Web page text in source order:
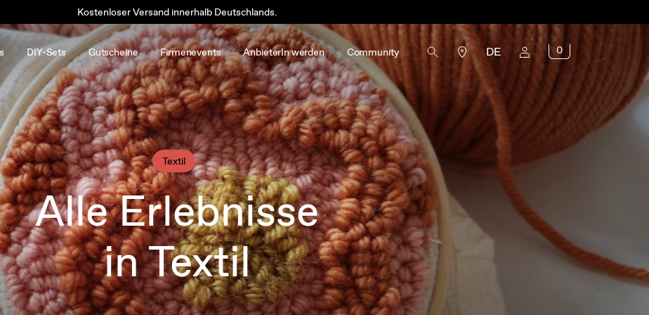
Kostenloser Versand innerhalb Deutschlands.
DIY-Sets Gutscheine Firmenevents AnbieterIn werden Community DE 0
Textil
Alle Erlebnisse
in Textil